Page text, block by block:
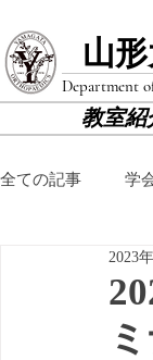
山
Department
教室紹
全ての記事 学
2023